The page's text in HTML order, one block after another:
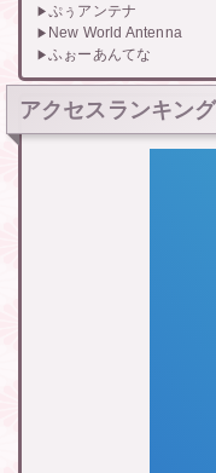
ぷぅアンテナ
New World Antenna
ふぉーあんてな
アクセスランキング